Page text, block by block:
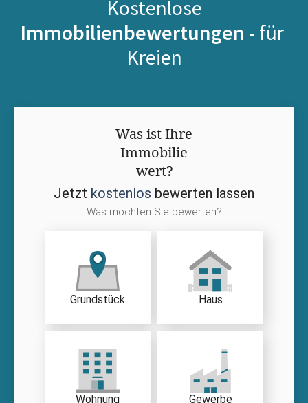
Kostenlose
Immobilienbewertungen - für
Kreien
Was ist Ihre
Immobilie
wert?
Jetzt kostenlos bewerten lassen
Was möchten Sie bewerten?
Grundstück Haus
Wohnung Gewerbe